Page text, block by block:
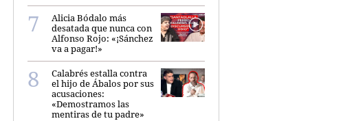
Alicia Bódalo más
desatada que nunca con
Alfonso Rojo: «¡Sánchez
va a pagar!»
Calabrés estalla contra
el hijo de Ábalos por sus
acusaciones:
«Demostramos las
mentiras de tu padre»